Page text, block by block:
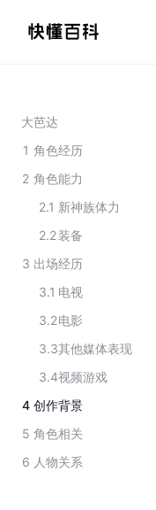
大芭达
1 角色经历
2 角色能力
2.1 新神族体力
2.2装备
3 出场经历
3.1 电视
3.2电影
3.3其他媒体表现
3.4视频游戏
4 创作背景
5 角色相关
6 人物关系